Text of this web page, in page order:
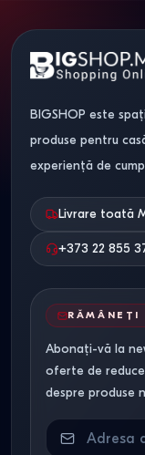
BIGSHOP este
produse pentru
experiență de
Livrare toată
+373 22 855
RĂMÂNEȚI
Abonați-vă la
oferte de
despre produse